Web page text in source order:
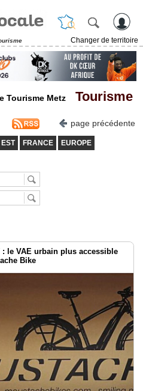
Changer de territoire
Tourisme Metz Tourisme
page précédente
FRANCE EUROPE
: le VAE urbain plus accessible
Bike